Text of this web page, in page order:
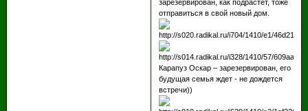
зарезервирован, как подрастёт, тоже
отправиться в свой новый дом.
Карапуз Оскар – зарезервирован, его
будущая семья ждет - не дождется
встречи))